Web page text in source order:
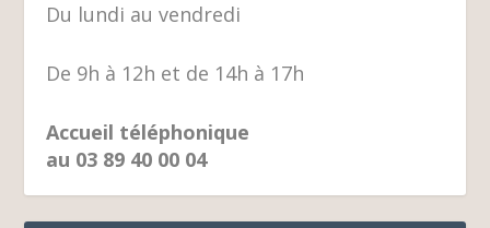
Du lundi au vendredi
De 9h à 12h et de 14h à 17h
Accueil téléphonique
au 03 89 40 00 04